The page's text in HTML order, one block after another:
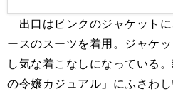
出口はピンクのジャケット
ースのスーツを着用。ジャケ
し気な着こなしになっている
の令嬢カジュアル」にふさわ